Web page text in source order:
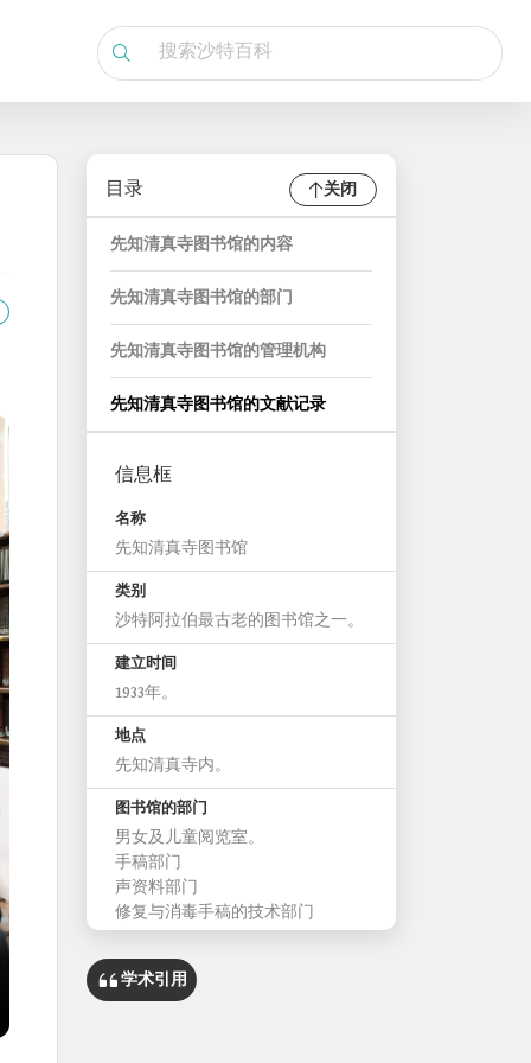
目录 关闭
先知清真寺图书馆的内容
先知清真寺图书馆的部门
先知清真寺图书馆的管理机构
先知清真寺图书馆的文献记录
信息框
名称
先知清真寺图书馆
类别
沙特阿拉伯最古老的图书馆之一。
建立时间
1933年。
地点
先知清真寺内。
图书馆的部门
男女及儿童阅览室。
手稿部门
声资料部门
修复与消毒手稿的技术部门
学术引用